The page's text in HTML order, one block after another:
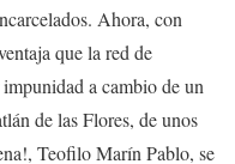
Ahora, con
que la red de
a cambio de un
de las Flores, de unos
Teofilo Marín Pablo, se